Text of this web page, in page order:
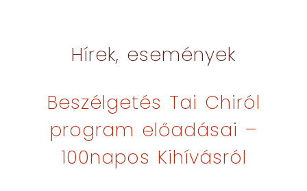
Hírek, események
Beszélgetés Tai Chiról
program előadásai –
100napos Kihívásról